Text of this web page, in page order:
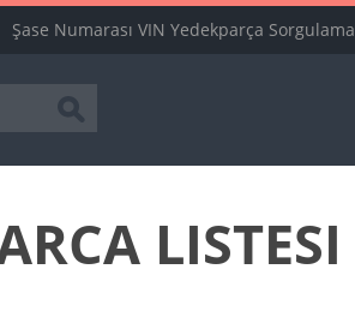
Şase Numarası VIN Yedekparça Sorgulama
LISTESI